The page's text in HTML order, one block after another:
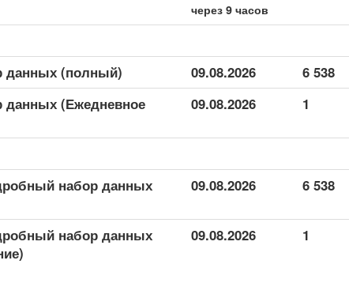
через 9 часов
данных (полный) 09.08.2026 6 538
данных (Ежедневное
09.08.2026 1
набор данных
09.08.2026 6 538
набор данных
09.08.2026 1